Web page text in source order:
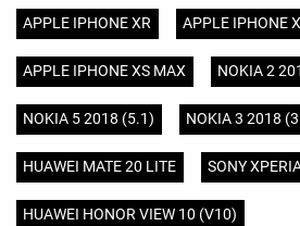
APPLE IPHONE XR APPLE IPHONE
APPLE IPHONE XS MAX NOKIA 2
NOKIA 5 2018 (5.1) NOKIA 3 2018
HUAWEI MATE 20 LITE SONY
HUAWEI HONOR VIEW 10 (V10)